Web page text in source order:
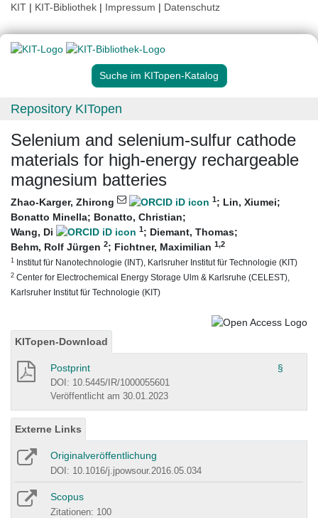
KIT | KIT-Bibliothek | Impressum | Datenschutz
Suche im KITopen-Katalog
Repository KITopen
Selenium and selenium-sulfur cathode
materials for high-energy rechargeable
magnesium batteries
Zhao-Karger, Zhirong 1; Lin, Xiumei;
Bonatto Minella; Bonatto, Christian;
Wang, Di
1; Diemant, Thomas;
Behm, Rolf Jürgen 2; Fichtner, Maximilian 1,2
1 Institut für Nanotechnologie (INT), Karlsruher Institut für Technologie (KIT)
2 Center for Electrochemical Energy Storage Ulm & Karlsruhe (CELEST),
Karlsruher Institut für Technologie (KIT)
KITopen-Download
Postprint §
DOI: 10.5445/IR/1000055601
Veröffentlicht am 30.01.2023
Externe Links
Originalveröffentlichung
DOI: 10.1016/j.jpowsour.2016.05.034
Scopus
Zitationen: 100